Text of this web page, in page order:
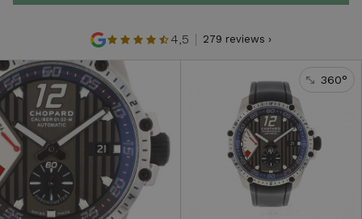
4,5 279 reviews ›
360°